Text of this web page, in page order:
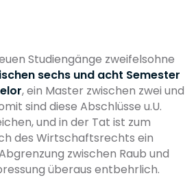
Studiengänge zweifelsohne
sechs und acht Semester
, ein Master zwischen zwei und
sind diese Abschlüsse u.U.
und in der Tat ist zum
des Wirtschaftsrechts ein
zwischen Raub und
überaus entbehrlich.